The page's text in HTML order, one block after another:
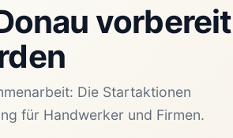
Die Startaktionen
für Handwerker und Firmen.